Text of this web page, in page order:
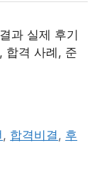
과 실제 후기
합격 사례, 준
, 합격비결 , 후